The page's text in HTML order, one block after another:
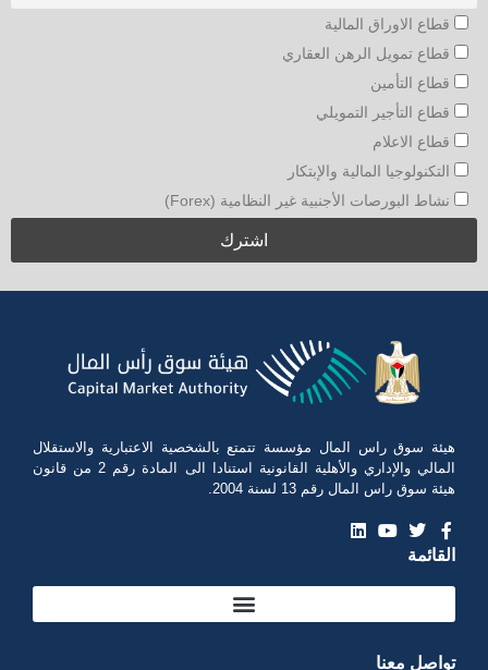
قطاع الاوراق المالية
قطاع تمويل الرهن العقاري
قطاع التأمين
قطاع التأجير التمويلي
قطاع الاعلام
التكنولوجيا المالية والإبتكار
نشاط البورصات الأجنبية غير النظامية (Forex)
هيئة سوق راس المال مؤسسة تتمتع بالشخصية الاعتبارية والاستقلال
المالي والإداري والأهلية القانونية استنادا الى المادة رقم 2 من قانون
هيئة سوق راس المال رقم 13 لسنة 2004.
القائمة
تواصل معنا